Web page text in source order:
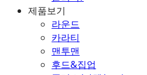
제품보기
라운드
카라티
맨투맨
후드&집업